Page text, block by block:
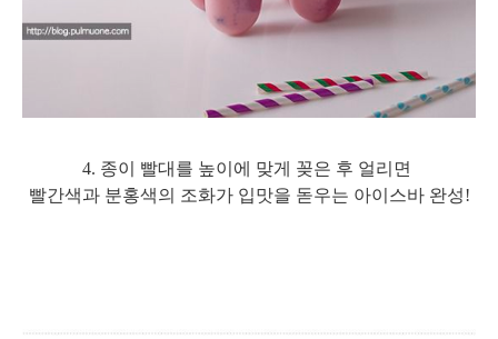
4. 종이 빨대를 높이에 맞게 꽂은 후 얼리면
빨간색과 분홍색의 조화가 입맛을 돋우는 아이스바 완성!